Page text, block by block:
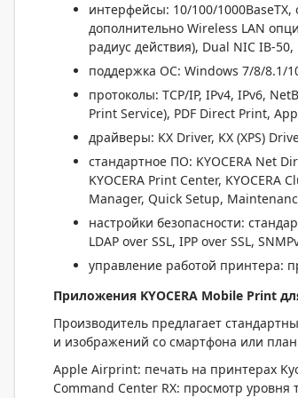
интерфейсы: 10/100/
дополнительно Wireless LAN
радиус действия), Dual NIC IB-
поддержка ОС: Windows 7/8/8.1/
протоколы: TCP/IP, IPv4, IPv6,
Print Service), PDF Direct Print,
драйверы: KX Driver, KX (XPS)
стандартное ПО: KYOCERA Net
KYOCERA Print Center, KYOCERA
Manager, Quick Setup,
настройки безопасности:
LDAP over SSL, IPP over SSL,
управление работой принтера:
Приложения KYOCERA Mobile Print
Производитель предлагает
и изображений со смартфона или
Apple Airprint: печать на принтерах
Command Center RX: просмотр уровня